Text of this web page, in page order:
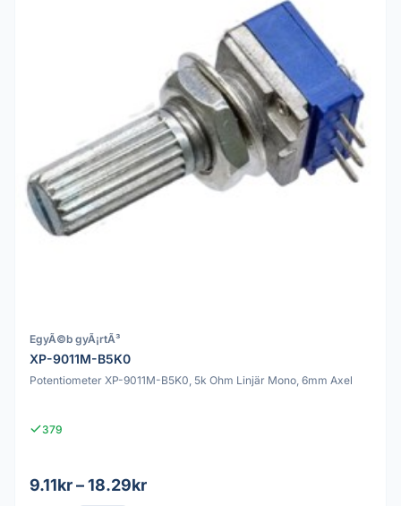
EgyÃ©b gyÃ¡rtÃ³
XP-9011M-B5K0
Potentiometer XP-9011M-B5K0, 5k Ohm Linjär Mono, 6mm Axel
379
9.11kr – 18.29kr